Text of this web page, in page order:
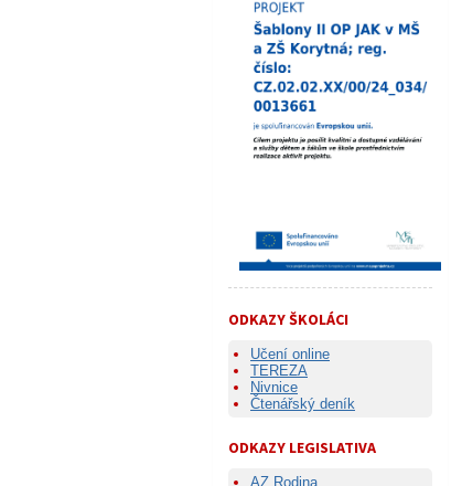
ODKAZY ŠKOLÁCI
Učení online
TEREZA
Nivnice
Čtenářský deník
ODKAZY LEGISLATIVA
AZ Rodina